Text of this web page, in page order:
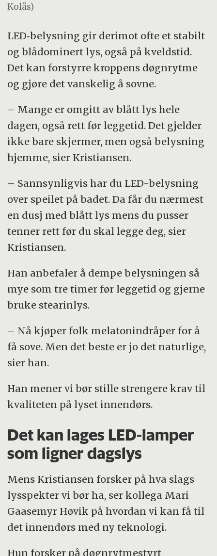
Kolås)
LED‑belysning gir derimot ofte et stabilt
og blådominert lys, også på kveldstid.
Det kan forstyrre kroppens døgnrytme
og gjøre det vanskelig å sovne.
– Mange er omgitt av blått lys hele
dagen, også rett før leggetid. Det gjelder
ikke bare skjermer, men også belysning
hjemme, sier Kristiansen.
– Sannsynligvis har du LED-belysning
over speilet på badet. Da får du nærmest
en dusj med blått lys mens du pusser
tenner rett før du skal legge deg, sier
Kristiansen.
Han anbefaler å dempe belysningen så
mye som tre timer før leggetid og gjerne
bruke stearinlys.
– Nå kjøper folk melatonindråper for å
få sove. Men det beste er jo det naturlige,
sier han.
Han mener vi bør stille strengere krav til
kvaliteten på lyset innendørs.
Det kan lages LED-lamper
som ligner dagslys
Mens Kristiansen forsker på hva slags
lysspekter vi bør ha, ser kollega Mari
Gaasemyr Høvik på hvordan vi kan få til
det innendørs med ny teknologi.
Hun forsker på døgnrytmestyrt